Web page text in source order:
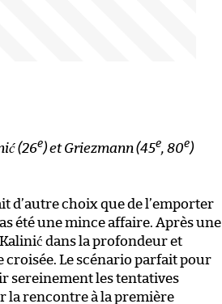
(26e) et Griezmann (45e, 80e)
d’autre choix que de l’emporter
été une mince affaire. Après une
dans la profondeur et
croisée. Le scénario parfait pour
sereinement les tentatives
la rencontre à la première